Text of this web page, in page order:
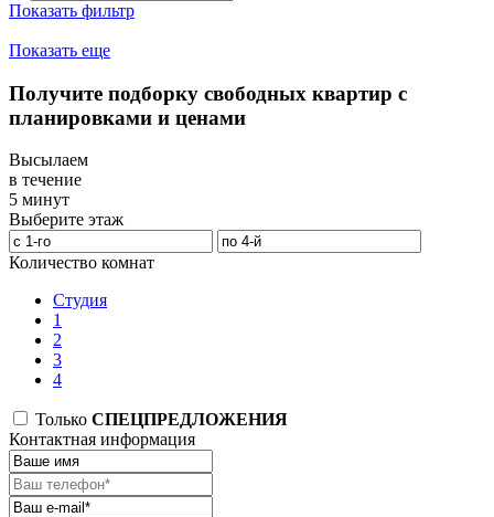
Показать фильтр
Показать еще
Получите подборку свободных квартир с
планировками и ценами
Высылаем
в течение
5 минут
Выберите этаж
Количество комнат
Студия
1
2
3
4
Только СПЕЦПРЕДЛОЖЕНИЯ
Контактная информация